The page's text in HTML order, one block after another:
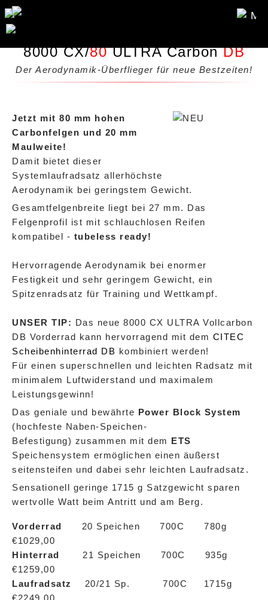
8000 CX/80ULTRA CarbonDB
Der Aerodynamik-Überflieger für neue Bestzeiten!
Jetzt mit 80 mm hohen
Carbonfelgen und 20 mm
Maulweite!
Damit bietet dieser
Systemlaufradsatz allerhöchste
Aerodynamik bei geringstem Gewicht.
Gesamtfelgenbreite liegt bei 27 mm. Das
Felgenprofil ist mit schlauchlosen Reifen
kompatibel - tubeless ready!
Hervorragende Aerodynamik bei enormer
Festigkeit und sehr geringem Gewicht, ein
Spitzenradsatz für Training und Wettkampf.
UNSER TIP: Das neue 8000 CX ULTRA Vollcarbon
DB Vorderrad kann hervorragend mit dem CITEC
Scheibenhinterrad DB kombiniert werden!
Für einen superschnellen und leichten Radsatz mit
minimalem Luftwiderstand und maximalem
Leistungsgewinn!
Das geniale und bewährte Power Block System
(hochfeste Naben-Speichen-
Befestigung) zusammen mit dem ETS
Speichensystem ermöglichen einen äußerst
seitensteifen und dabei sehr leichten Laufradsatz.
Sensationell geringe 1715 g Satzgewicht sparen
wertvolle Watt beim Antritt und am Berg.
Vorderrad 20 Speichen 700C 780g
€1029,00
Hinterrad 21 Speichen 700C 935g
€1259,00
Laufradsatz
20/21 Sp. 700C 1715g
€2249,00